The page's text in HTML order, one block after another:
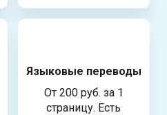
Языковые переводы
От 200 руб. за 1
страницу. Есть